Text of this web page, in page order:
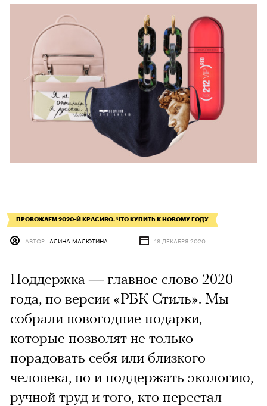
ПРОВОЖАЕМ 2020-Й КРАСИВО. ЧТО КУПИТЬ К НОВОМУ ГОДУ
АВТОР АЛИНА МАЛЮТИНА 18 ДЕКАБРЯ 2020
Поддержка — главное слово 2020
года, по версии «РБК Стиль». Мы
собрали новогодние подарки,
которые позволят не только
порадовать себя или близкого
человека, но и поддержать экологию,
ручной труд и того, кто перестал